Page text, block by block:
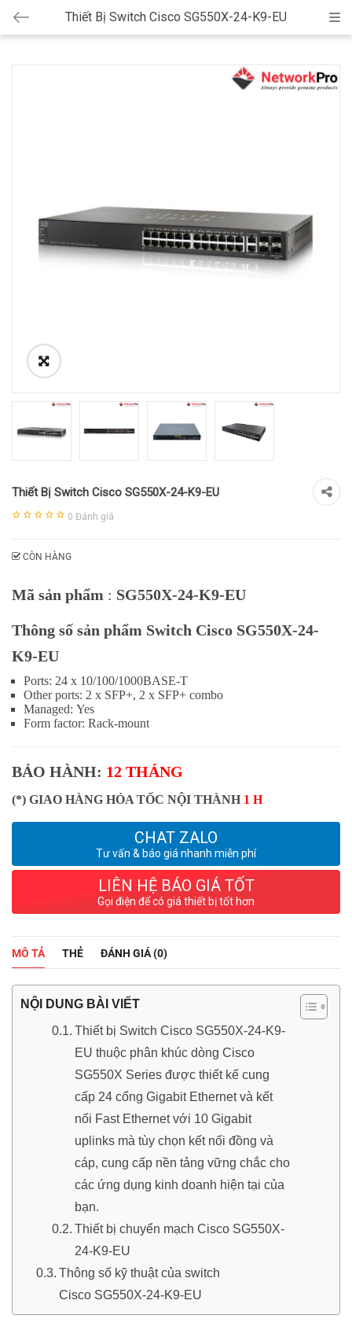
Thiết Bị Switch Cisco SG550X-24-K9-EU
Thiết Bị Switch Cisco SG550X-24-K9-EU
0 Đánh giá
CÒN HÀNG
Mã sản phẩm : SG550X-24-K9-EU
Thông số sản phẩm Switch Cisco SG550X-24-
K9-EU
Ports: 24 x 10/100/1000BASE-T
Other ports: 2 x SFP+, 2 x SFP+ combo
Managed: Yes
Form factor: Rack-mount
BẢO HÀNH: 12 THÁNG
(*) GIAO HÀNG HỎA TỐC NỘI THÀNH 1 H
CHAT ZALO
Tư vấn & báo giá nhanh miễn phí
LIÊN HỆ BÁO GIÁ TỐT
Gọi điện để có giá thiết bị tốt hơn
MÔ TẢ THẺ ĐÁNH GIÁ (0)
NỘI DUNG BÀI VIẾT
Thiết bị Switch Cisco SG550X-24-K9-
EU thuộc phân khúc dòng Cisco
SG550X Series được thiết kế cung
cấp 24 cổng Gigabit Ethernet và kết
nối Fast Ethernet với 10 Gigabit
uplinks mà tùy chọn kết nối đồng và
cáp, cung cấp nền tảng vững chắc cho
các ứng dụng kinh doanh hiện tại của
bạn.
Thiết bị chuyển mạch Cisco SG550X-
24-K9-EU
Thông số kỹ thuật của switch
Cisco SG550X-24-K9-EU